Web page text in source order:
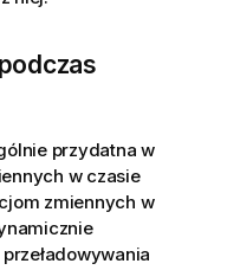
przydatna w
w czasie
zmiennych w